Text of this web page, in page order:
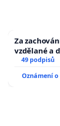
Za
vzdělané a
49 podpisů
Oznámení